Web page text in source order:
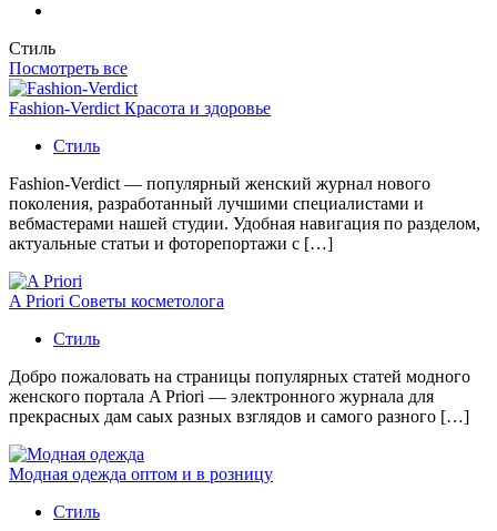
Стиль
Посмотреть все
Fashion-Verdict Красота и здоровье
Стиль
Fashion-Verdict — популярный женский журнал нового
поколения, разработанный лучшими специалистами и
вебмастерами нашей студии. Удобная навигация по разделом,
актуальные статьи и фоторепортажи с […]
A Priori Советы косметолога
Стиль
Добро пожаловать на страницы популярных статей модного
женского портала A Priori — электронного журнала для
прекрасных дам саых разных взглядов и самого разного […]
Модная одежда оптом и в розницу
Стиль